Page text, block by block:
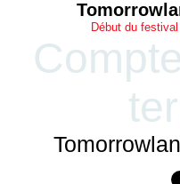
Début du